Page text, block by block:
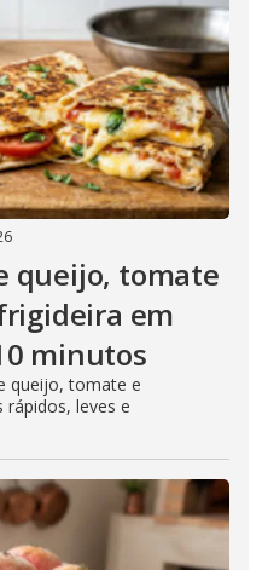
queijo, tomate
em
minutos
queijo, tomate e
rápidos, leves e